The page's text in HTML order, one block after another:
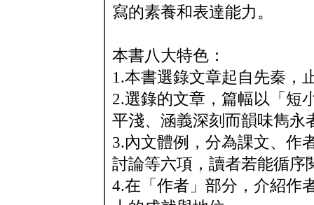
寫的素養和表達能力。
本書八大特色：
1.本書選錄文章起自先秦，
2.選錄的文章，篇幅以「短
平淺、涵義深刻而韻味雋永
3.內文體例，分為課文、作
討論等六項，讀者若能循序
4.在「作者」部分，介紹作